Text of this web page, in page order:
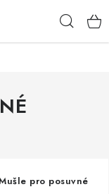
pro posuvné